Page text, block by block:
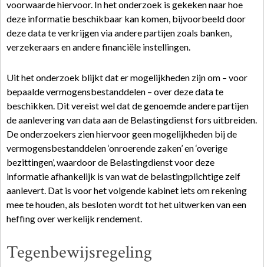
voorwaarde hiervoor. In het onderzoek is gekeken naar hoe
deze informatie beschikbaar kan komen, bijvoorbeeld door
deze data te verkrijgen via andere partijen zoals banken,
verzekeraars en andere financiële instellingen.
Uit het onderzoek blijkt dat er mogelijkheden zijn om – voor
bepaalde vermogensbestanddelen – over deze data te
beschikken. Dit vereist wel dat de genoemde andere partijen
de aanlevering van data aan de Belastingdienst fors uitbreiden.
De onderzoekers zien hiervoor geen mogelijkheden bij de
vermogensbestanddelen ‘onroerende zaken’ en ‘overige
bezittingen’, waardoor de Belastingdienst voor deze
informatie afhankelijk is van wat de belastingplichtige zelf
aanlevert. Dat is voor het volgende kabinet iets om rekening
mee te houden, als besloten wordt tot het uitwerken van een
heffing over werkelijk rendement.
Tegenbewijsregeling